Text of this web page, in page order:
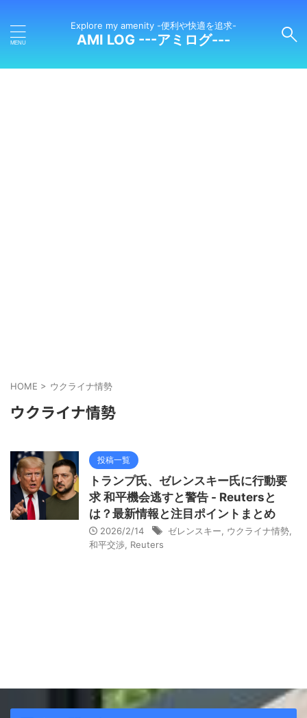
Explore my amenity -便利や快適を追求-
AMI LOG ---アミログ---
HOME > ウクライナ情勢
ウクライナ情勢
投稿一覧
トランプ氏、ゼレンスキー氏に行動要
求 和平機会逃すと警告 - Reutersと
は？最新情報と注目ポイントまとめ
2026/2/14 ゼレンスキー ウクライナ情勢
和平交渉 Reuters